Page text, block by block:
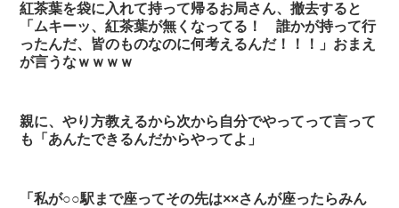
紅茶葉を袋に入れて持って帰るお局さん、撤去すると
「ムキーッ、紅茶葉が無くなってる！ 誰かが持って行
ったんだ、皆のものなのに何考えるんだ！！！」おまえ
が言うなｗｗｗｗ
親に、やり方教えるから次から自分でやってって言って
も「あんたできるんだからやってよ」
「私が○○駅まで座ってその先は××さんが座ったらみん